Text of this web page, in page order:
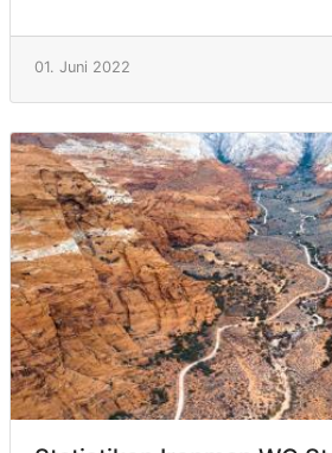
01. Juni 2022